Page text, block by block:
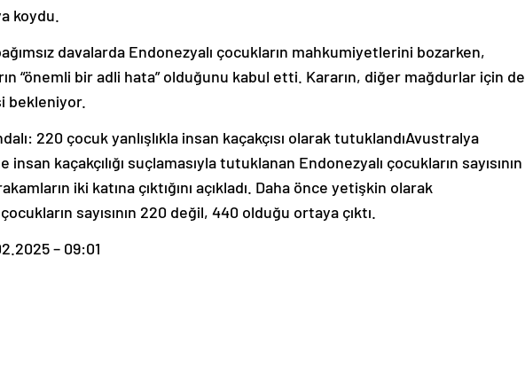
koydu.
davalarda Endonezyalı çocukların mahkumiyetlerini bozarken,
“önemli bir adli hata” olduğunu kabul etti. Kararın, diğer mağdurlar için de
bekleniyor.
220 çocuk yanlışlıkla insan kaçakçısı olarak tutuklandıAvustralya
kaçakçılığı suçlamasıyla tutuklanan Endonezyalı çocukların sayısının
iki katına çıktığını açıkladı. Daha önce yetişkin olarak
sayısının 220 değil, 440 olduğu ortaya çıktı.
– 09:01